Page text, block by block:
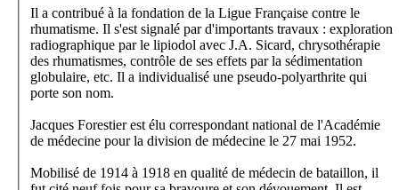
Il a contribué à la fondation de la Ligue Française contre le
rhumatisme. Il s'est signalé par d'importants travaux : exploration
radiographique par le lipiodol avec J.A. Sicard, chrysothérapie
des rhumatismes, contrôle de ses effets par la sédimentation
globulaire, etc. Il a individualisé une pseudo-polyarthrite qui
porte son nom.
Jacques Forestier est élu correspondant national de l'Académie
de médecine pour la division de médecine le 27 mai 1952.
Mobilisé de 1914 à 1918 en qualité de médecin de bataillon, il